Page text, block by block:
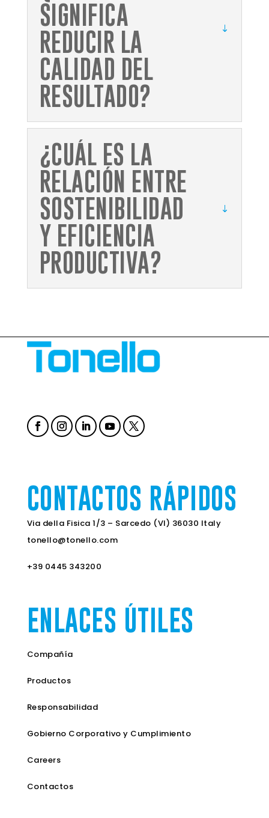
SIGNIFICA
REDUCIR LA
CALIDAD DEL
RESULTADO?
¿CUÁL ES LA
RELACIÓN ENTRE
SOSTENIBILIDAD
Y EFICIENCIA
PRODUCTIVA?
CONTACTOS RÁPIDOS
Via della Fisica 1/3 – Sarcedo (VI) 36030 Italy
tonello@tonello.com
+39 0445 343200
ENLACES ÚTILES
Compañía
Productos
Responsabilidad
Gobierno Corporativo y Cumplimiento
Careers
Contactos